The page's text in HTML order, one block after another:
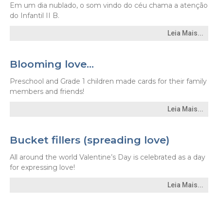
Em um dia nublado, o som vindo do céu chama a atenção
do Infantil II B.
Leia Mais...
Blooming love…
Preschool and Grade 1 children made cards for their family
members and friends!
Leia Mais...
Bucket fillers (spreading love)
All around the world Valentine’s Day is celebrated as a day
for expressing love!
Leia Mais...